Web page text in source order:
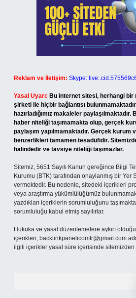
Reklam ve İletişim: Skype:
Yasal Uyarı: Bu internet sitesi, herhangi bir
şirketi ile hiçbir bağlantısı
hazırladığımız makaleler
haber niteliği taşımamakta olup, gerçek
paylaşım yapılmamaktadır. Gerçek kurum
benzerlikleri tamamen tesadüfidir.
halindedir ve tavsiye niteliği taşımazlar.
Sitemiz, 5651 Sayılı Kanun gereğince Bilgi
Kurumu (BTK) tarafından onaylanmış bir Yer
vermektedir. Bu nedenle, sitedeki içerikleri
veya araştırma yükümlülüğümüz
yazdıkları içeriklerin sorumluluğunu
sorumluluğu kabul etmiş sayılırlar.
Hukuka ve yasal düzenlemelere aykırı
içerikleri, backlinkpanelicomtr@gmail.com
ilgili içerikler yasal süre içerisinde sitemizden